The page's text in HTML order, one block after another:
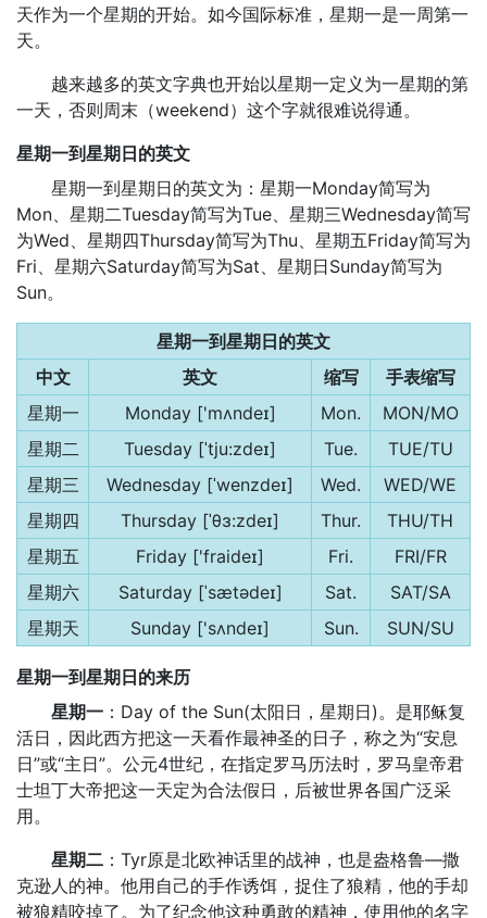
天作为一个星期的开始。如今国际标准，星期一是一周第一
天。
越来越多的英文字典也开始以星期一定义为一星期的第
一天，否则周末（weekend）这个字就很难说得通。
星期一到星期日的英文
星期一到星期日的英文为：星期一Monday简写为
Mon、星期二Tuesday简写为Tue、星期三Wednesday简写
为Wed、星期四Thursday简写为Thu、星期五Friday简写为
Fri、星期六Saturday简写为Sat、星期日Sunday简写为
Sun。
星期一到星期日的英文
中文
英文 缩写
手表缩写
星期一
Monday ['mʌndeɪ] Mon.
MON/MO
星期二
Tuesday [ˈtju:zdeɪ] Tue.
TUE/TU
星期三
Wednesday [ˈwenzdeɪ] Wed.
WED/WE
星期四
Thursday [ˈθɜ:zdeɪ] Thur.
THU/TH
星期五
Friday ['fraideɪ] Fri.
FRI/FR
星期六
Saturday [ˈsætədeɪ] Sat.
SAT/SA
星期天
Sunday ['sʌndeɪ] Sun. SUN/SU
星期一到星期日的来历
星期一 ：Day of the Sun(太阳日，星期日)。是耶稣复
活日，因此西方把这一天看作最神圣的日子，称之为“安息
日”或“主日”。公元4世纪，在指定罗马历法时，罗马皇帝君
士坦丁大帝把这一天定为合法假日，后被世界各国广泛采
用。
星期二 ：Tyr原是北欧神话里的战神，也是盎格鲁—撒
克逊人的神。他用自己的手作诱饵，捉住了狼精，他的手却
被狼精咬掉了。为了纪念他这种勇敢的精神，使用他的名字